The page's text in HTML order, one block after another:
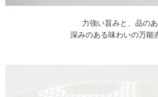
力強い旨みと、品の
深みのある味わいの万能